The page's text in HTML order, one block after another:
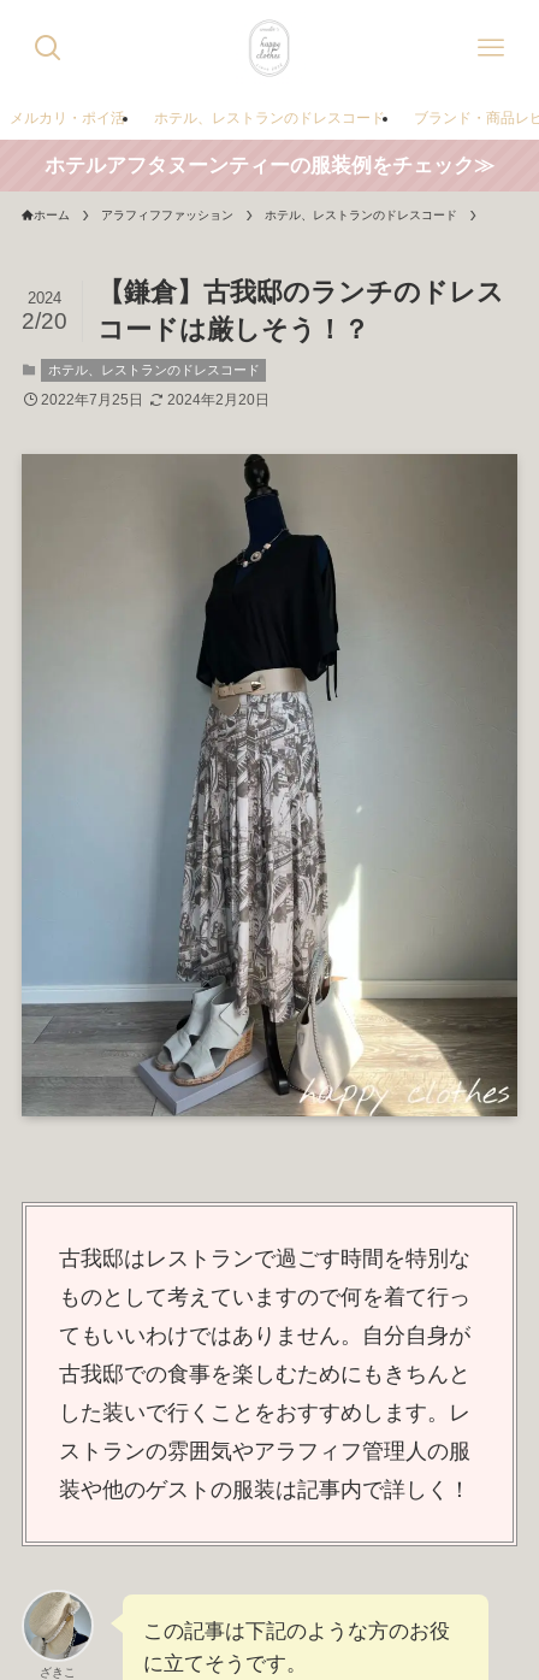
メルカリ・ポイ活 ホテル、レストランのドレスコード ブランド・商品レ
ホテルアフタヌーンティーの服装例をチェック≫
ホーム アラフィフファッション ホテル、レストランのドレスコード
【鎌倉】古我邸のランチのドレス
コードは厳しそう！？
2024
2/20
ホテル、レストランのドレスコード
2022年7月25日 2024年2月20日
古我邸はレストランで過ごす時間を特別な
ものとして考えていますので何を着て行っ
てもいいわけではありません。自分自身が
古我邸での食事を楽しむためにもきちんと
した装いで行くことをおすすめします。レ
ストランの雰囲気やアラフィフ管理人の服
装や他のゲストの服装は記事内で詳しく！
ざきこ
この記事は下記のような方のお役
に立てそうです。